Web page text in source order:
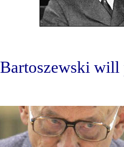
Bartoszewski will